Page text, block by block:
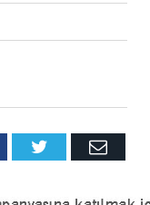
Twitter Email